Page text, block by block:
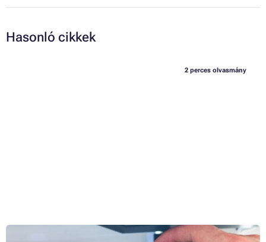
Hasonló cikkek
2 perces olvasmány